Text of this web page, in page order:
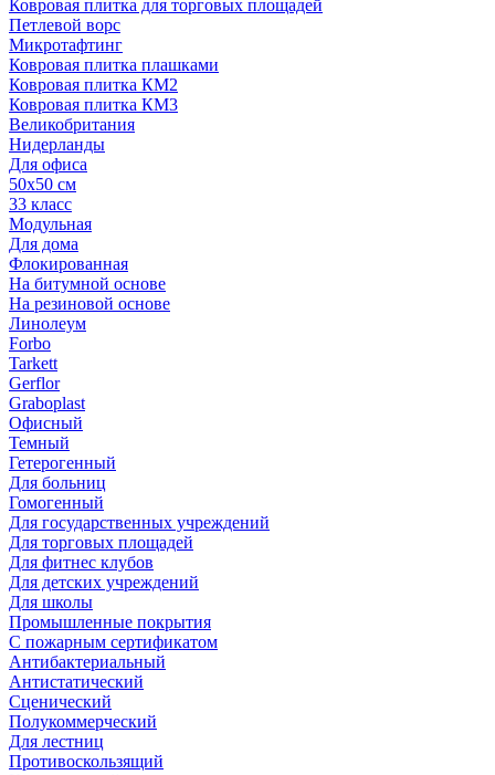
Ковровая плитка для торговых площадей
Петлевой ворс
Микротафтинг
Ковровая плитка плашками
Ковровая плитка КМ2
Ковровая плитка КМ3
Великобритания
Нидерланды
Для офиса
50х50 см
33 класс
Модульная
Для дома
Флокированная
На битумной основе
На резиновой основе
Линолеум
Forbo
Tarkett
Gerflor
Graboplast
Офисный
Темный
Гетерогенный
Для больниц
Гомогенный
Для государственных учреждений
Для торговых площадей
Для фитнес клубов
Для детских учреждений
Для школы
Промышленные покрытия
С пожарным сертификатом
Антибактериальный
Антистатический
Сценический
Полукоммерческий
Для лестниц
Противоскользящий